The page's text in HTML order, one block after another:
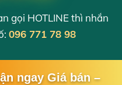
gọi HOTLINE thì nhắn
096 771 78 98
ngay Giá bán –